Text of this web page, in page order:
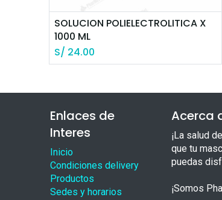
SOLUCION POLIELECTROLITICA X
1000 ML
S/ 24.00
Enlaces de
Interes
Inicio
Condiciones delivery
Productos
Sedes y horarios
Acerca
¡La salud
que tu
puedas
¡Somos